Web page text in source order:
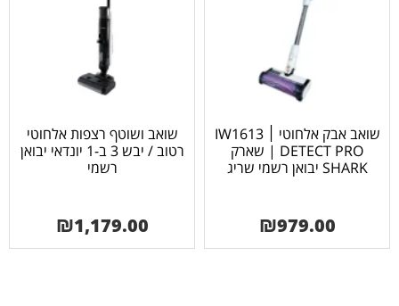
שואב אבק אלחוטי ׀ IW1613
| DETECT PRO שארק
SHARK יבואן רשמי שריג
₪979.00
שואב ושוטף רצפות אלחוטי
רטוב / יבש 3 ב-1 יונדאי יבואן
רשמי
₪1,179.00